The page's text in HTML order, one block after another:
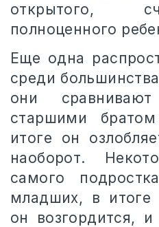
открытого,
полноценного
Еще одна
среди
они
старшими
итоге он
наоборот.
самого
младших, в
он возгордится,